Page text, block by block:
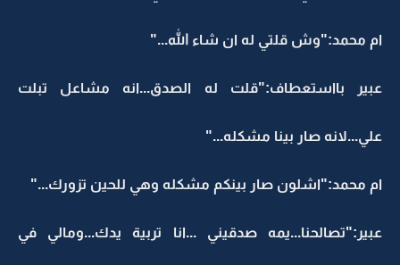
ام محمد:"وش قلتي له ان شاء الله..."
عبير بااستعطاف:"قلت له الصدق...انه مشاعل تبلت
علي...لانه صار بينا مشكله..."
ام محمد:"اشلون صار بينكم مشكله وهي للحين تزورك..."
عبير:"تصالحنا...يمه صدقيني ...انا تربية يدك...ومالي في